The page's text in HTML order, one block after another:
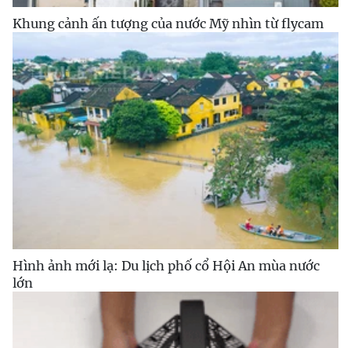
Khung cảnh ấn tượng của nước Mỹ nhìn từ flycam
Hình ảnh mới lạ: Du lịch phố cổ Hội An mùa nước
lớn